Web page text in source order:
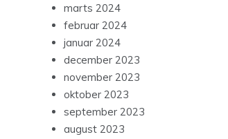
marts 2024
februar 2024
januar 2024
december 2023
november 2023
oktober 2023
september 2023
august 2023